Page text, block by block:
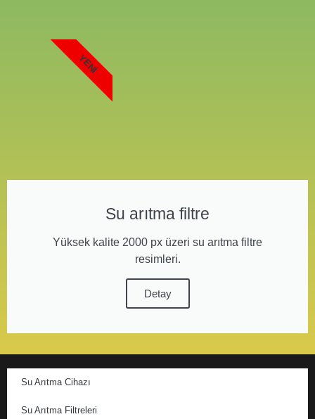
Su arıtma filtre
Yüksek kalite 2000 px üzeri su arıtma filtre
resimleri.
Detay
YENI
Su Arıtma Cihazı
Su Arıtma Filtreleri